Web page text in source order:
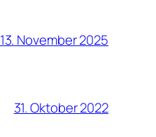
13. November 2025
31. Oktober 2022